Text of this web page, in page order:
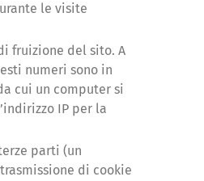
le visite
fruizione del sito. A
numeri sono in
cui un computer si
IP per la
parti (un
di cookie